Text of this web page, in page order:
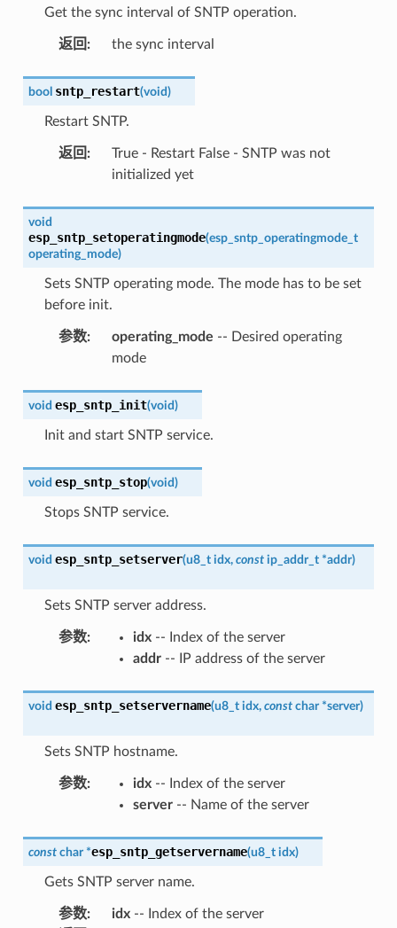
Get the sync interval of SNTP operation.
返回 : the sync interval
bool sntp_restart(void)
Restart SNTP.
返回 :
True - Restart False - SNTP was not
initialized yet
void
esp_sntp_setoperatingmode(esp_sntp_operatingmode_t
operating_mode)
Sets SNTP operating mode. The mode has to be set
before init.
参数: operating_mode -- Desired operating
mode
void esp_sntp_init(void)
Init and start SNTP service.
void esp_sntp_stop(void)
Stops SNTP service.
void esp_sntp_setserver(u8_t idx, const ip_addr_t *addr)
Sets SNTP server address.
参数: idx-- Index of the server
addr-- IP address of the server
void esp_sntp_setservername(u8_t idx, const char *server)
Sets SNTP hostname.
参数: idx-- Index of the server
server-- Name of the server
const char *esp_sntp_getservername(u8_t idx)
Gets SNTP server name.
参数: idx-- Index of the server